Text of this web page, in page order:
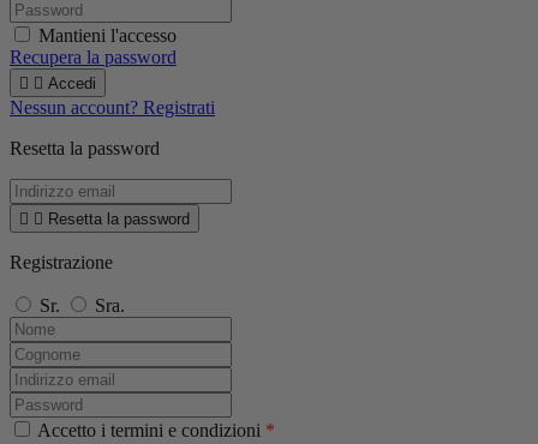
Mantieni l'accesso
Recupera la password
  Accedi
Nessun account? Registrati
Resetta la password
  Resetta la password
Registrazione
Sr. Sra.
Accetto i termini e condizioni *